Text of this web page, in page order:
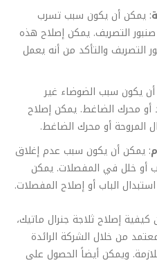
: يمكن أن يكون سبب تسرب
صنبور التصريف. يمكن إصلاح هذه
والتأكد من أنه يعمل
يكون سبب الضوضاء غير
أو محرك الضاغط. يمكن إصلاح
المروحة أو محرك الضاغط.
: يمكن أن يكون سبب عدم إغلاق
أو خلل في المفصلات. يمكن
الباب أو إصلاح المفصلات.
إصلاح ثلاجة جنرال ماتيك،
من خلال الشركة الرائدة
ويمكن أيضاً الحصول على